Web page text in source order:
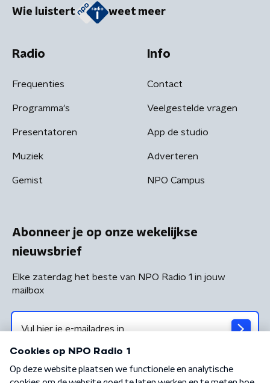
Wie luistert weet meer
Radio
Frequenties
Programma's
Presentatoren
Muziek
Gemist
Info
Contact
Veelgestelde vragen
App de studio
Adverteren
NPO Campus
Abonneer je op onze wekelijkse
nieuwsbrief
Elke zaterdag het beste van NPO Radio 1 in jouw
mailbox